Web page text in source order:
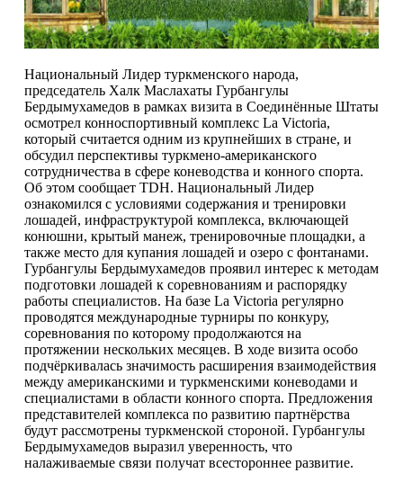
Национальный Лидер туркменского народа,
председатель Халк Маслахаты Гурбангулы
Бердымухамедов в рамках визита в Соединённые Штаты
осмотрел конноспортивный комплекс La Victoria,
который считается одним из крупнейших в стране, и
обсудил перспективы туркмено-американского
сотрудничества в сфере коневодства и конного спорта.
Об этом сообщает TDH. Национальный Лидер
ознакомился с условиями содержания и тренировки
лошадей, инфраструктурой комплекса, включающей
конюшни, крытый манеж, тренировочные площадки, а
также место для купания лошадей и озеро с фонтанами.
Гурбангулы Бердымухамедов проявил интерес к методам
подготовки лошадей к соревнованиям и распорядку
работы специалистов. На базе La Victoria регулярно
проводятся международные турниры по конкуру,
соревнования по которому продолжаются на
протяжении нескольких месяцев. В ходе визита особо
подчёркивалась значимость расширения взаимодействия
между американскими и туркменскими коневодами и
специалистами в области конного спорта. Предложения
представителей комплекса по развитию партнёрства
будут рассмотрены туркменской стороной. Гурбангулы
Бердымухамедов выразил уверенность, что
налаживаемые связи получат всестороннее развитие.